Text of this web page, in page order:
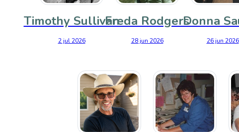
Timothy Sullivan
2 jul 2026
Freda Rodgers
28 jun 2026
Donna
26 jun 2026